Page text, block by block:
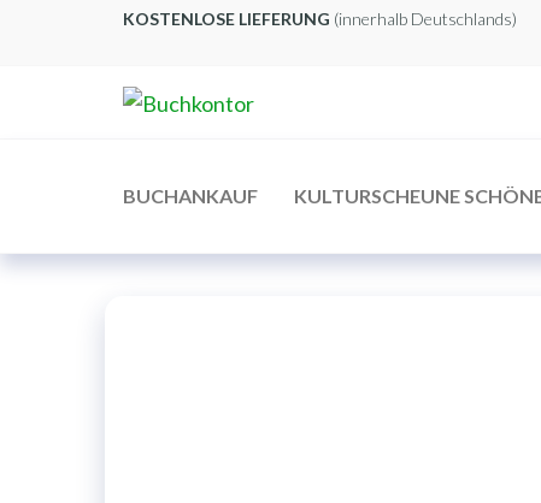
KOSTENLOSE LIEFERUNG (innerhalb Deutschlands)
BUCHANKAUF KULTURSCHEUNE